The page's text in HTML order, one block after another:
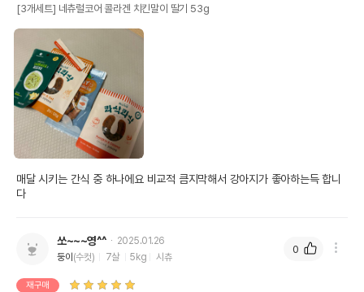
[3개세트] 네츄럴코어 콜라겐 치킨말이 딸기 53g
매달 시키는 간식 중 하나에요 비교적 큼지막해서 강아지가 좋아하는득 합니
다
쏘~~~영^^
2025.01.26
둥이 (수컷) 7살 5kg 시츄
재구매
0